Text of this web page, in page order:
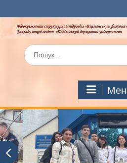
до
вмісту
Шукати: